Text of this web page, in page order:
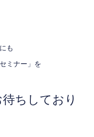
も
ミナー」を
ちしており